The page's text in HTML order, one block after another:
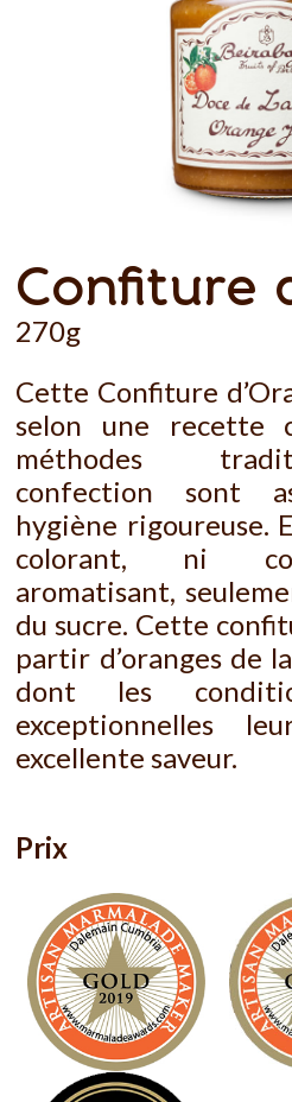
Confiture
270g
Cette Confiture
selon une recette
méthodes
confection sont
hygiène rigoureuse.
colorant, ni
aromatisant,
du sucre. Cette
partir d’oranges de
dont les
exceptionnelles
excellente saveur.
Prix